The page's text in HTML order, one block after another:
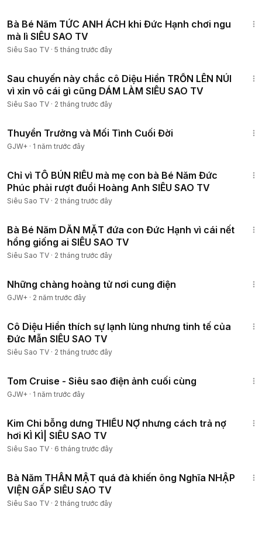
Bà Bé Năm TỨC ANH ÁCH khi Đức Hạnh chơi ngu
mà lì SIÊU SAO TV
Siêu Sao TV · 5 tháng trước đây
Sau chuyến này chắc cô Diệu Hiền TRỐN LÊN NÚI
vì xỉn vô cái gì cũng DÁM LÀM SIÊU SAO TV
Siêu Sao TV · 2 tháng trước đây
Thuyền Trưởng và Mối Tình Cuối Đời
GJW+ · 1 năm trước đây
Chỉ vì TÔ BÚN RIÊU mà mẹ con bà Bé Năm Đức
Phúc phải rượt đuổi Hoàng Anh SIÊU SAO TV
Siêu Sao TV · 2 tháng trước đây
Bà Bé Năm DẰN MẶT đứa con Đức Hạnh vì cái nết
hổng giống ai SIÊU SAO TV
Siêu Sao TV · 2 tháng trước đây
Những chàng hoàng tử nơi cung điện
GJW+ · 2 năm trước đây
Cô Diệu Hiền thích sự lạnh lùng nhưng tinh tế của
Đức Mẫn SIÊU SAO TV
Siêu Sao TV · 2 tháng trước đây
Tom Cruise - Siêu sao điện ảnh cuối cùng
GJW+ · 1 năm trước đây
Kim Chi bỗng dưng THIẾU NỢ nhưng cách trả nợ
hơi KÌ KÌ| SIÊU SAO TV
Siêu Sao TV · 6 tháng trước đây
Bà Năm THÂN MẬT quá đà khiến ông Nghĩa NHẬP
VIỆN GẤP SIÊU SAO TV
Siêu Sao TV · 2 tháng trước đây